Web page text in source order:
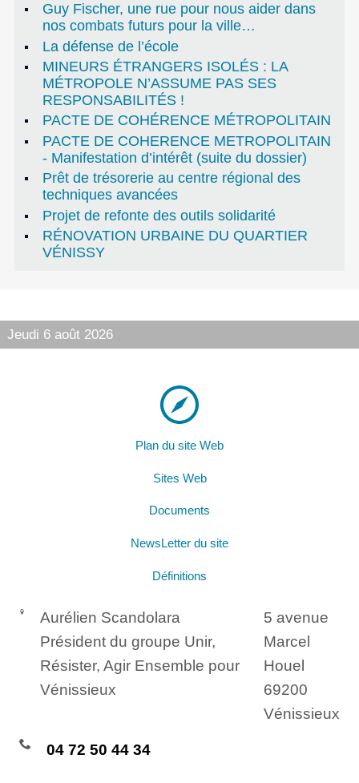
Guy Fischer, une rue pour nous aider dans
nos combats futurs pour la ville…
La défense de l’école
MINEURS ÉTRANGERS ISOLÉS : LA
MÉTROPOLE N’ASSUME PAS SES
RESPONSABILITÉS !
PACTE DE COHÉRENCE MÉTROPOLITAIN
PACTE DE COHERENCE METROPOLITAIN
- Manifestation d’intérêt (suite du dossier)
Prêt de trésorerie au centre régional des
techniques avancées
Projet de refonte des outils solidarité
RÉNOVATION URBAINE DU QUARTIER
VÉNISSY
Jeudi 6 août 2026
Plan du site Web
Sites Web
Documents
NewsLetter du site
Définitions
Aurélien Scandolara
Président du groupe Unir,
Résister, Agir Ensemble pour
Vénissieux
5 avenue
Marcel
Houel
69200
Vénissieux
04 72 50 44 34